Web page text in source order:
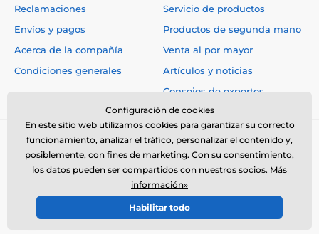
Reclamaciones
Envíos y pagos
Acerca de la compañía
Condiciones generales
Servicio de productos
Productos de segunda mano
Venta al por mayor
Artículos y noticias
Consejos de expertos
© 2026 www.electro-collares.es ⦁ Tienda electrónica creada por
SIMPLIA.cz
Configuración de cookies
En este sitio web utilizamos cookies para garantizar su correcto
funcionamiento, analizar el tráfico, personalizar el contenido y,
posiblemente, con fines de marketing. Con su consentimiento,
los datos pueden ser compartidos con nuestros socios. Más
información»
Habilitar todo